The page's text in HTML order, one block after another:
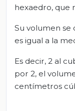
hexaedro, que
Su volumen
es igual a la
Es decir, 2 al
por 2, el
centímetros